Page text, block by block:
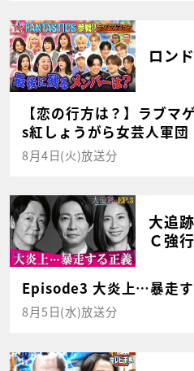
ロン
【恋の行方は？】ラブ
s紅しょうがら女芸人軍団
8月4日(火)放送分
大追
Ｃ強
Episode3 大炎上…暴走
8月5日(水)放送分